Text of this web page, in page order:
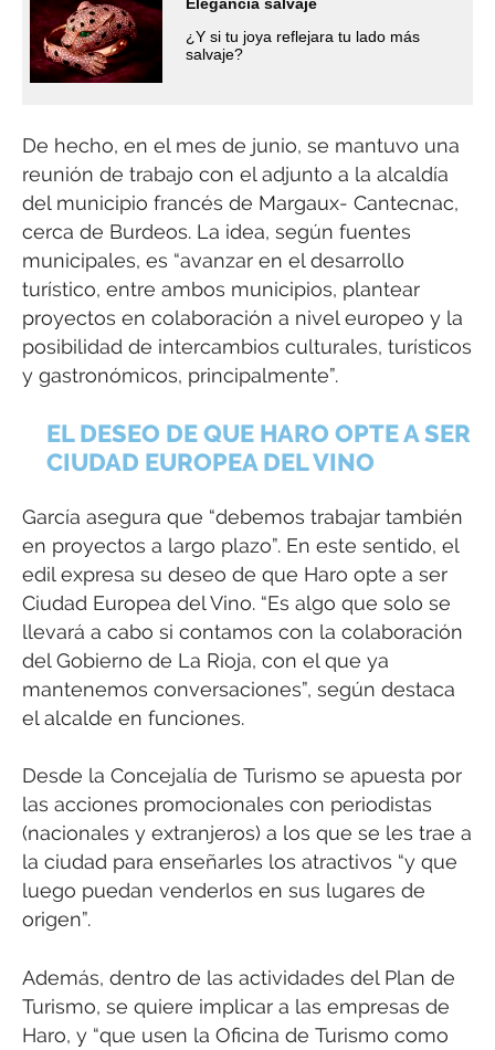
¿Y si tu joya reflejara tu lado más
salvaje?
De hecho, en el mes de junio, se mantuvo una
reunión de trabajo con el adjunto a la alcaldía
del municipio francés de Margaux- Cantecnac,
cerca de Burdeos. La idea, según fuentes
municipales, es “avanzar en el desarrollo
turístico, entre ambos municipios, plantear
proyectos en colaboración a nivel europeo y la
posibilidad de intercambios culturales, turísticos
y gastronómicos, principalmente”.
EL DESEO DE QUE HARO OPTE A SER
CIUDAD EUROPEA DEL VINO
García asegura que “debemos trabajar también
en proyectos a largo plazo”. En este sentido, el
edil expresa su deseo de que Haro opte a ser
Ciudad Europea del Vino. “Es algo que solo se
llevará a cabo si contamos con la colaboración
del Gobierno de La Rioja, con el que ya
mantenemos conversaciones”, según destaca
el alcalde en funciones.
Desde la Concejalía de Turismo se apuesta por
las acciones promocionales con periodistas
(nacionales y extranjeros) a los que se les trae a
la ciudad para enseñarles los atractivos “y que
luego puedan venderlos en sus lugares de
origen”.
Además, dentro de las actividades del Plan de
Turismo, se quiere implicar a las empresas de
Haro, y “que usen la Oficina de Turismo como